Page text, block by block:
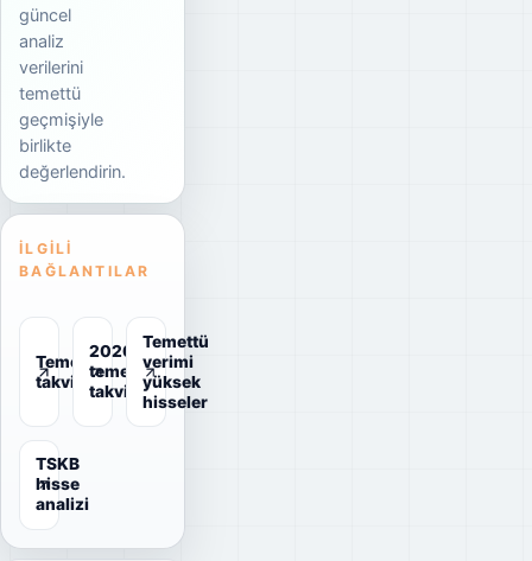
güncel
analiz
verilerini
temettü
geçmişiyle
birlikte
değerlendirin.
İLGILI
BAĞLANTILAR
Temettü
takvimi
2026
temettü
takvimi
Temettü
verimi
yüksek
hisseler
TSKB
hisse
analizi